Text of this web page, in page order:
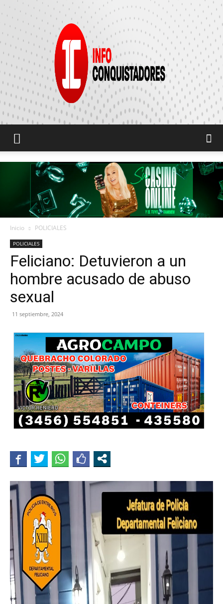
CONQUISTADORES
Inicio POLICIALES
POLICIALES
Feliciano: Detuvieron a un
hombre acusado de abuso
sexual
11 septiembre, 2024